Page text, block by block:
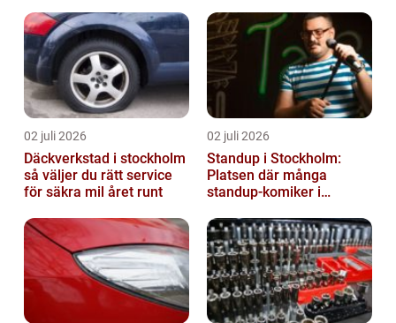
02 juli 2026
Däckverkstad i stockholm
så väljer du rätt service
för säkra mil året runt
02 juli 2026
Standup i Stockholm:
Platsen där många
standup-komiker i